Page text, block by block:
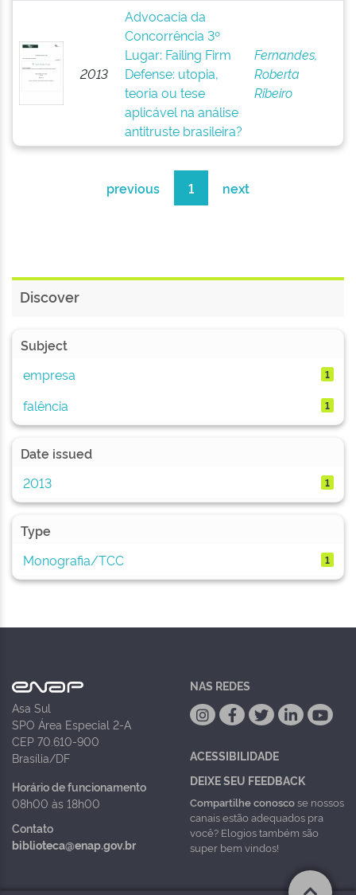
2013
Advocacia da
Concorrência 3º
Lugar: Failing Firm
Defense: utopia,
teoria ou tese
aplicável na análise
antitruste brasileira?
Fernandes,
Roberta
Ribeiro
previous 1 next
Discover
Subject
empresa
1
falência 1
Date issued
2013
1
Type
Monografia/TCC
1
Asa Sul
SPO Área Especial 2-A
CEP 70.610-900
Brasília/DF
Horário de funcionamento
08h00 às 18h00
Contato
biblioteca@enap.gov.br
NAS REDES
ACESSIBILIDADE
DEIXE SEU FEEDBACK
Compartilhe conoscose nossos
canais estão adequados pra
você? Elogios também são
super bem vindos!